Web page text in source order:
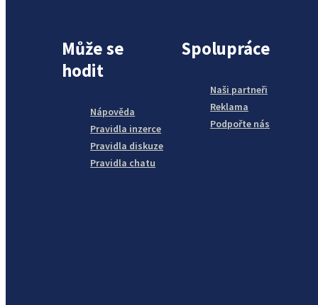
Může se
hodit
Nápověda
Pravidla inzerce
Pravidla diskuze
Pravidla chatu
Spolupráce
Naši partneři
Reklama
Podpořte nás